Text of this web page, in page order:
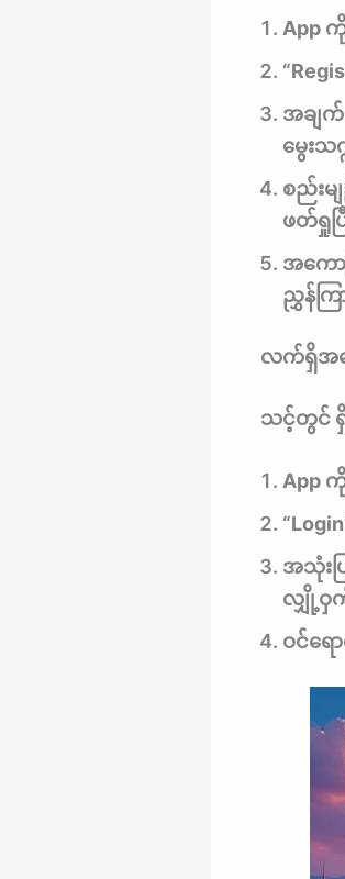
App
အချက်
မွေးသ
စည်းမ
ဖတ်ရှုပ
အကေ
ညွှန်ကြ
လက်ရှိအက
သင့်တွင် ရှိ
App
အသုံး
လျှို့ဝှ
ဝင်ရေ